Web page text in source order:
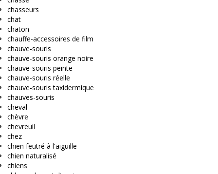
chasseurs
chat
chaton
chauffe-accessoires de film
chauve-souris
chauve-souris orange noire
chauve-souris peinte
chauve-souris réelle
chauve-souris taxidermique
chauves-souris
cheval
chèvre
chevreuil
chez
chien feutré à l'aiguille
chien naturalisé
chiens